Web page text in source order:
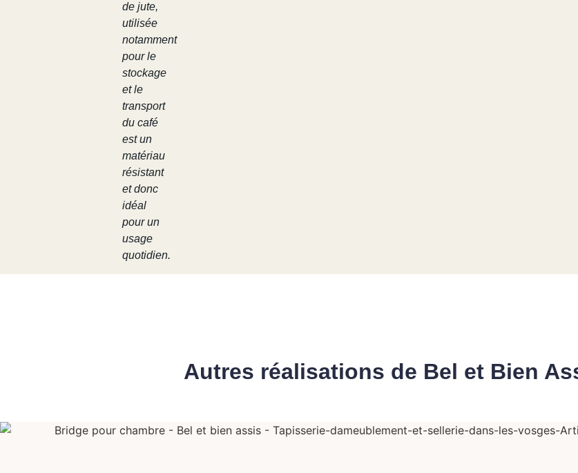
de jute,
utilisée
notamment
pour le
stockage
et le
transport
du café
est un
matériau
résistant
et donc
idéal
pour un
usage
quotidien.
Autres réalisations de Bel et Bien